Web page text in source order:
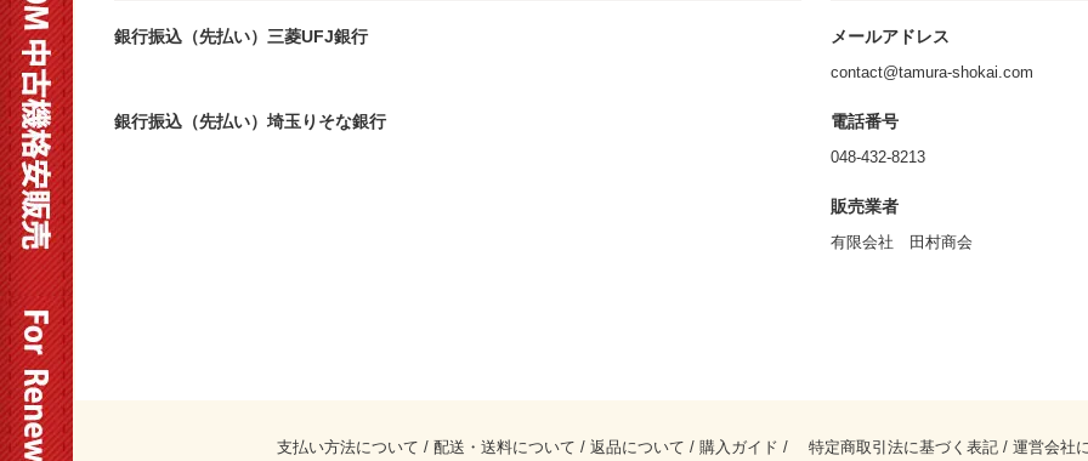
銀行振込（先払い）三菱UFJ銀行
銀行振込（先払い）埼玉りそな銀行
メールアドレス
contact@tamura-shokai.com
電話番号
048-432-8213
販売業者
有限会社 田村商会
支払い方法について / 配送・送料について / 返品について / 購入ガイド / 特定商取引法に基づく表記/ 運営会社